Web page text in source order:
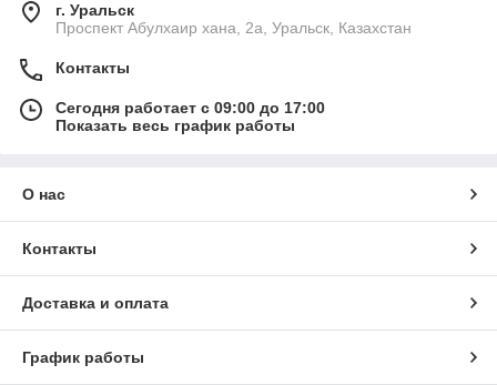
г. Уральск
Проспект Абулхаир хана, 2а, Уральск, Казахстан
Контакты
Сегодня работает с 09:00 до 17:00
Показать весь график работы
О нас
Контакты
Доставка и оплата
График работы